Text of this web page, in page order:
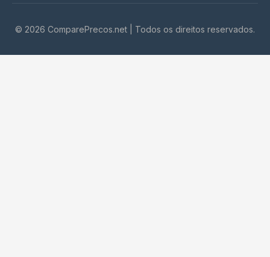
© 2026 ComparePrecos.net | Todos os direitos reservados.